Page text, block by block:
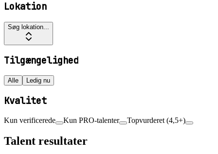
Lokation
Søg lokation...
Tilgængelighed
Alle Ledig nu
Kvalitet
Kun verificerede Kun PRO-talenter Topvurderet (4,5+)
Talent resultater